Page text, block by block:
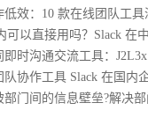
部门间的信息壁垒?解决